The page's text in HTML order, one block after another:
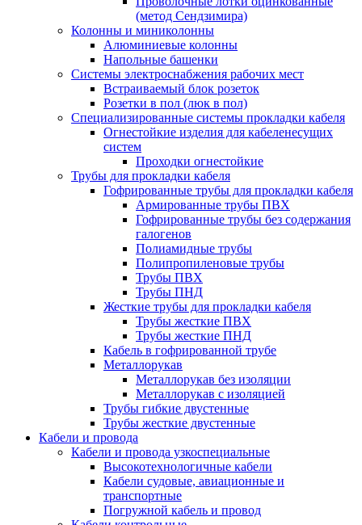
(метод Сендзимира)
Колонны и миниколонны
Алюминиевые колонны
Напольные башенки
Системы электроснабжения рабочих мест
Встраиваемый блок розеток
Розетки в пол (люк в пол)
Специализированные системы прокладки кабеля
Огнестойкие изделия для кабеленесущих
систем
Проходки огнестойкие
Трубы для прокладки кабеля
Гофрированные трубы для прокладки кабеля
Армированные трубы ПВХ
Гофрированные трубы без содержания
галогенов
Полиамидные трубы
Полипропиленовые трубы
Трубы ПВХ
Трубы ПНД
Жесткие трубы для прокладки кабеля
Трубы жесткие ПВХ
Трубы жесткие ПНД
Кабель в гофрированной трубе
Металлорукав
Металлорукав без изоляции
Металлорукав с изоляцией
Трубы гибкие двустенные
Трубы жесткие двустенные
Кабели и провода
Кабели и провода узкоспециальные
Высокотехнологичные кабели
Кабели судовые, авиационные и
транспортные
Погружной кабель и провод